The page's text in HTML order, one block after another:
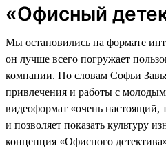
«Офисный
Мы остановились на формате
он лучше всего погружает
компании. По словам Софьи
привлечения и работы с
видеоформат «очень настоящий,
и позволяет показать культуру
концепция «Офисного